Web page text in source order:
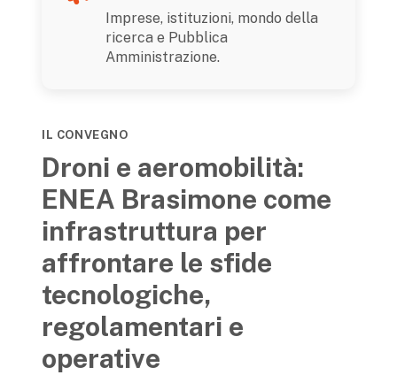
Imprese, istituzioni, mondo della
ricerca e Pubblica
Amministrazione.
IL CONVEGNO
Droni e aeromobilità:
ENEA Brasimone come
infrastruttura per
affrontare le sfide
tecnologiche,
regolamentari e
operative